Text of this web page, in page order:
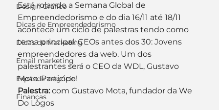
Design Gráfico
Dicas de Empreendedorismo
Dicas de Marketing
Email marketing
Expandir negócio
Finanças
Está rolando a Semana Global de
Empreendedorismo e do dia 16/11 até 18/11
acontece um ciclo de palestras tendo como
tema principal: CEOs antes dos 30: Jovens
empreendedores da web. Um dos
palestrantes será o CEO da WDL, Gustavo
Mota. Participe!
Palestra: com Gustavo Mota, fundador da We
Do Logos